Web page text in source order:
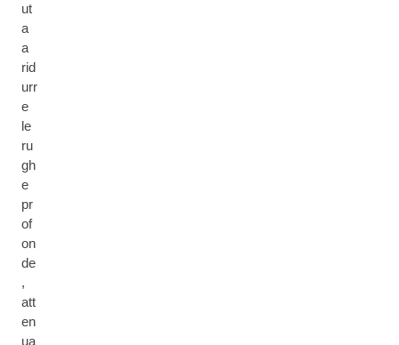
ut
a
a
rid
urr
e
le
ru
gh
e
pr
of
on
de
,
att
en
ua